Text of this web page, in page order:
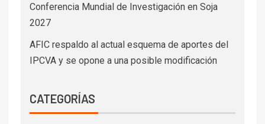
Conferencia Mundial de Investigación en Soja
2027
AFIC respaldo al actual esquema de aportes del
IPCVA y se opone a una posible modificación
CATEGORÍAS